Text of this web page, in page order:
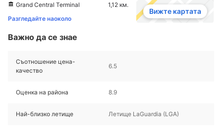
Grand Central Terminal
1,12 км.
Разгледайте наоколо
Вижте картата
Важно да се знае
Съотношение цена-
качество
6.5
Оценка на района 8.9
Най-близко летище Летище LaGuardia (LGA)